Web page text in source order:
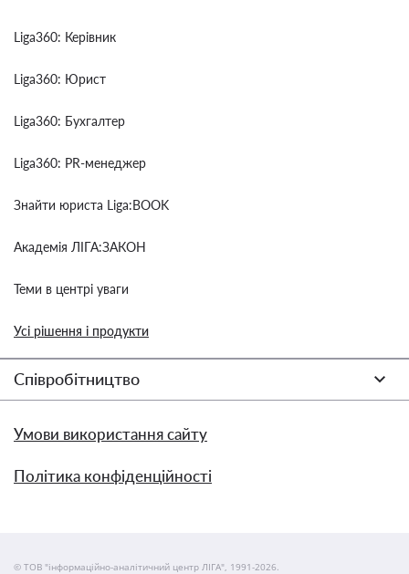
Liga360: Керівник
Liga360: Юрист
Liga360: Бухгалтер
Liga360: PR-менеджер
Знайти юриста Liga:BOOK
Академія ЛІГА:ЗАКОН
Теми в центрі уваги
Усі рішення і продукти
Співробітництво
Умови використання сайту
Політика конфіденційності
© ТОВ "інформаційно-аналітичний центр ЛІГА", 1991-2026.